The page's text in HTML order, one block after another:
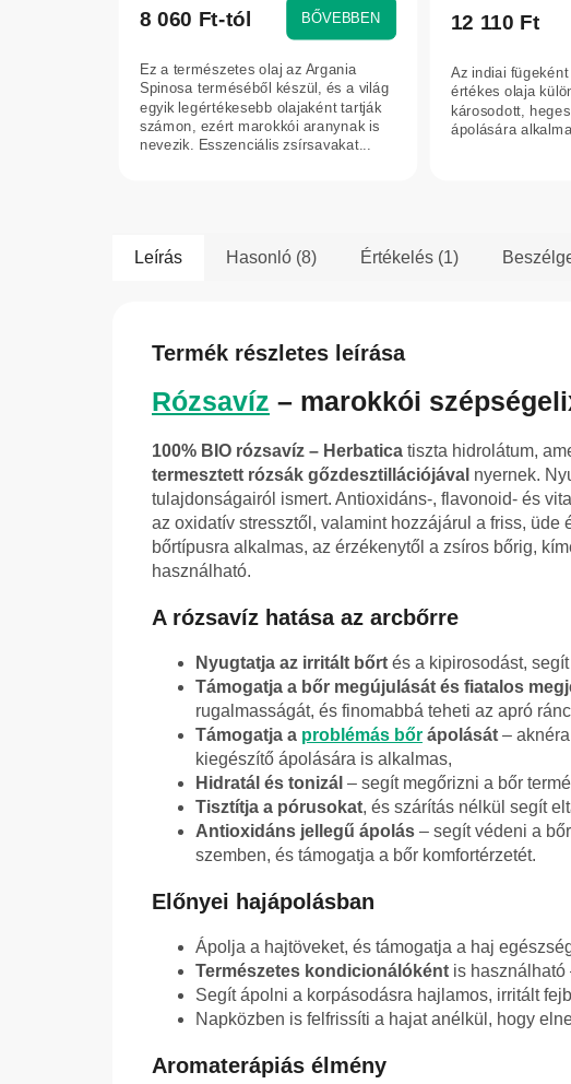
átlagos
5-
ből
4,3
csillag.
8 060 Ft-tól BŐVEBBEN
Ez a természetes olaj az Argania
Spinosa terméséből készül, és a világ
egyik legértékesebb olajaként tartják
számon, ezért marokkói aranynak is
nevezik. Esszenciális zsírsavakat...
12 110 Ft
Az indiai
értékes olaja
károsodott,
ápolására
Leírás Hasonló (8) Értékelés (1)
Termék részletes leírása
Rózsavíz – marokkói
100% BIO rózsavíz – Herbatica tiszta hidrolátum,
termesztett rózsák gőzdesztillációjával nyernek.
tulajdonságairól ismert. Antioxidáns-, flavonoid- és
az oxidatív stressztől, valamint hozzájárul a friss,
bőrtípusra alkalmas, az érzékenytől a zsíros bőrig,
használható.
A rózsavíz hatása az arcbőrre
Nyugtatja az irritált bőrt és a kipirosodást,
Támogatja a bőr megújulását és fiatalos
rugalmasságát, és finomabbá teheti az apró
Támogatja a problémás bőr ápolását –
kiegészítő ápolására is alkalmas,
Hidratál és tonizál – segít megőrizni a bőr
Tisztítja a pórusokat, és szárítás nélkül segít
Antioxidáns jellegű ápolás – segít védeni a
szemben, és támogatja a bőr komfortérzetét.
Előnyei hajápolásban
Ápolja a hajtöveket, és támogatja a haj
Természetes kondicionálóként is használható
Segít ápolni a korpásodásra hajlamos, irritált
Napközben is felfrissíti a hajat anélkül, hogy
Aromaterápiás élmény